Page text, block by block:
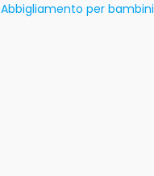
Abbigliamento per bambini